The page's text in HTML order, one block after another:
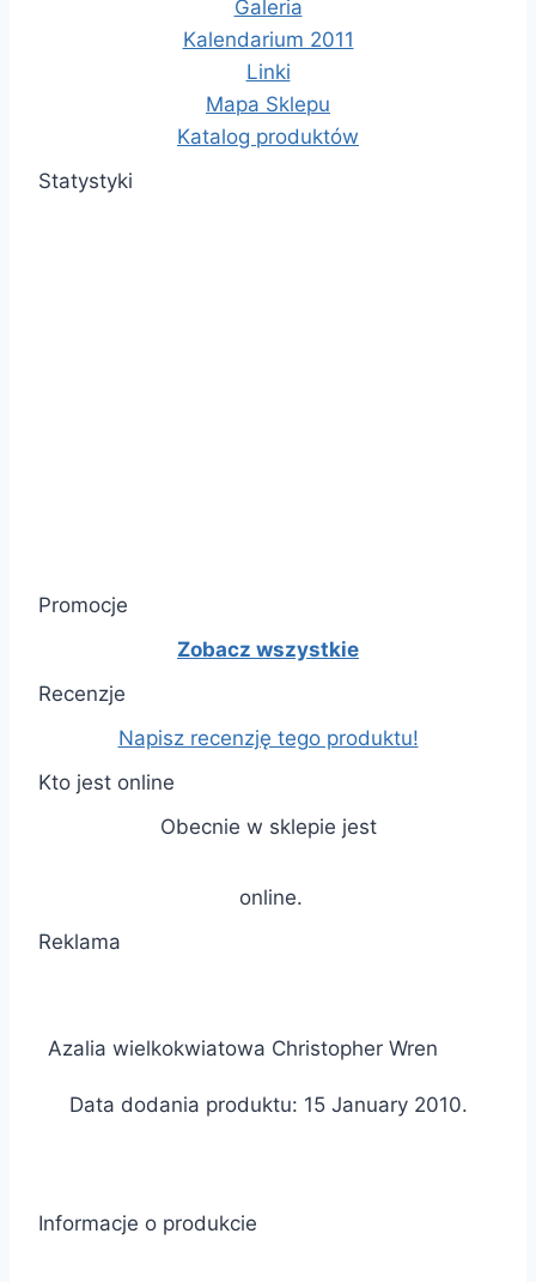
Galeria
Kalendarium 2011
Linki
Mapa Sklepu
Katalog produktów
Statystyki
Promocje
Zobacz wszystkie
Recenzje
Napisz recenzję tego produktu!
Kto jest online
Obecnie w sklepie jest
online.
Reklama
Azalia wielkokwiatowa Christopher Wren
Data dodania produktu: 15 January 2010.
Informacje o produkcie